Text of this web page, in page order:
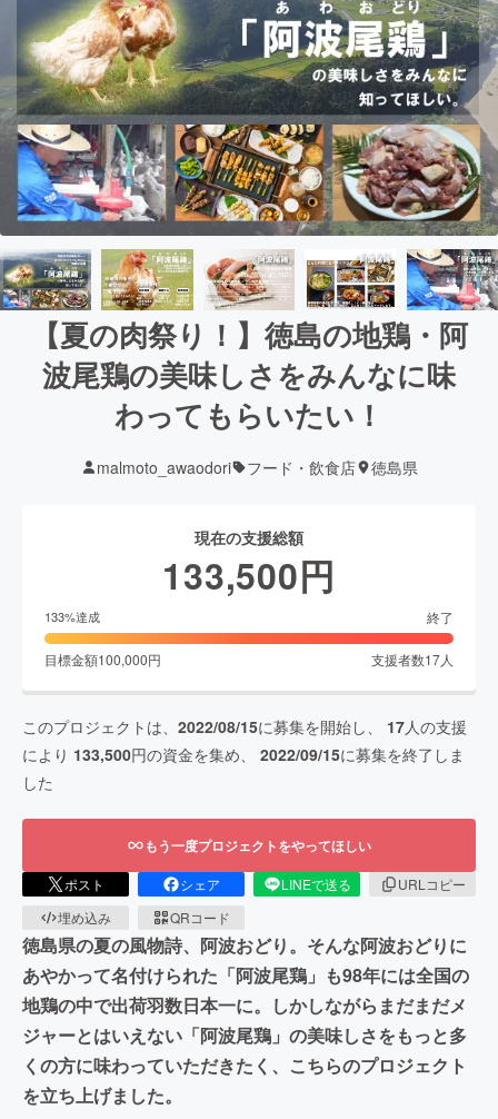
【夏の肉祭り！】徳島の地鶏・阿
波尾鶏の美味しさをみんなに味
わってもらいたい！
malmoto_awaodori フード・飲食店 徳島県
現在の支援総額
133,500円
133%達成 終了
目標金額100,000円 支援者数17人
このプロジェクトは、 2022/08/15に募集を開始し、 17人の支援
により 133,500円の資金を集め、 2022/09/15に募集を終了しま
した
もう一度プロジェクトをやってほしい
ポスト シェア LINEで送る
URLコピー
埋め込み
QRコード
徳島県の夏の風物詩、阿波おどり。そんな阿波おどりに
あやかって名付けられた「阿波尾鶏」も98年には全国の
地鶏の中で出荷羽数日本一に。しかしながらまだまだメ
ジャーとはいえない「阿波尾鶏」の美味しさをもっと多
くの方に味わっていただきたく、こちらのプロジェクト
を立ち上げました。